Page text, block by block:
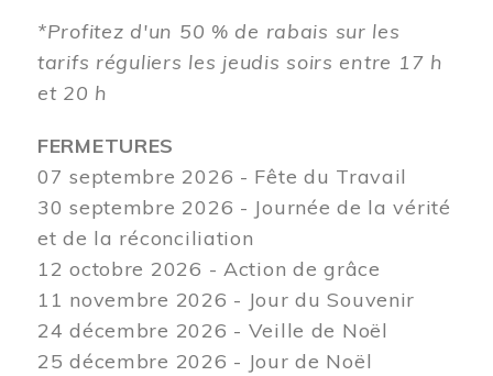
*Profitez d'un 50 % de rabais sur les
tarifs réguliers les jeudis soirs entre 17 h
et 20 h
FERMETURES
07 septembre 2026 - Fête du Travail
30 septembre 2026 - Journée de la vérité
et de la réconciliation
12 octobre 2026 - Action de grâce
11 novembre 2026 - Jour du Souvenir
24 décembre 2026 - Veille de Noël
25 décembre 2026 - Jour de Noël